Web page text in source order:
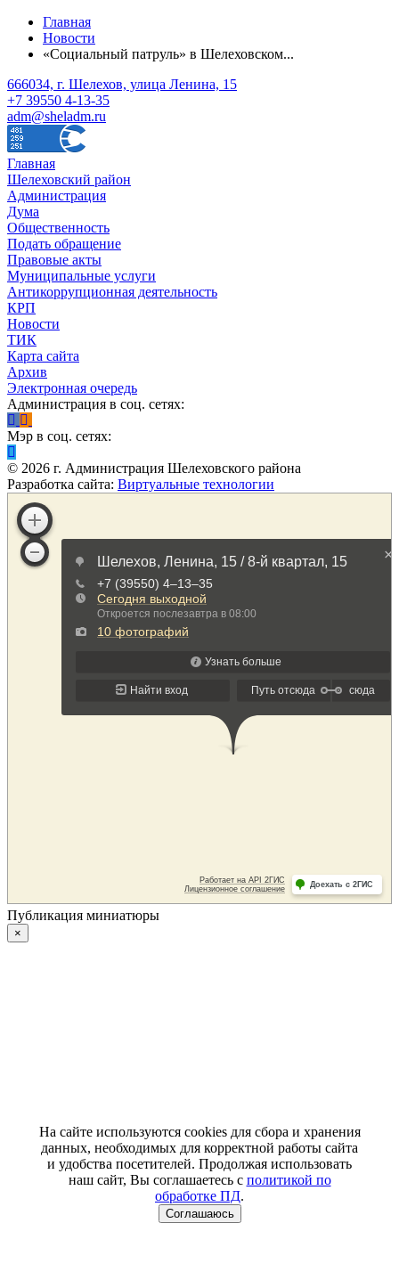
Главная
Новости
«Социальный патруль» в Шелеховском...
666034, г. Шелехов, улица Ленина, 15
+7 39550 4-13-35
adm@sheladm.ru
Главная
Шелеховский район
Администрация
Дума
Общественность
Подать обращение
Правовые акты
Муниципальные услуги
Антикоррупционная деятельность
КРП
Новости
ТИК
Карта сайта
Архив
Электронная очередь
Администрация в соц. сетях:
Мэр в соц. сетях:
© 2026 г. Администрация Шелеховского района
Разработка сайта: Виртуальные технологии
Публикация миниатюры
×
На сайте используются cookies для сбора и хранения
данных, необходимых для корректной работы сайта
и удобства посетителей. Продолжая использовать
наш сайт, Вы соглашаетесь с политикой по
обработке ПД.
Соглашаюсь